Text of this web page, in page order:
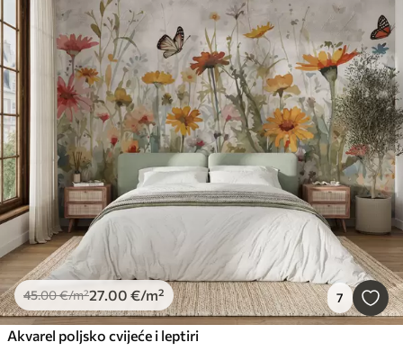
45.00€/m²27.00 €/m² 7
Akvarel poljsko cvijeće i leptiri